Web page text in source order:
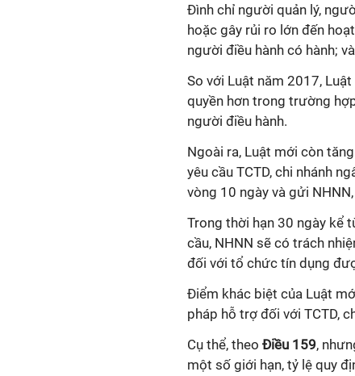
Đình chỉ người quản lý,
hoặc gây rủi ro lớn đến
người điều hành có hành;
So với Luật năm 2017,
quyền hơn trong trường
người điều hành.
Ngoài ra, Luật mới còn
yêu cầu TCTD, chi nhánh
vòng 10 ngày và gửi
Trong thời hạn 30 ngày kể
cầu, NHNN sẽ có trách
đối với tổ chức tín dụng
Điểm khác biệt của Luật
pháp hỗ trợ đối với TCTD,
Cụ thể, theo Điều 159,
một số giới hạn, tỷ lệ quy